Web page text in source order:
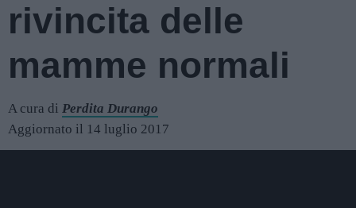
rivincita delle
mamme normali
A cura di Perdita Durango
Aggiornato il 14 luglio 2017